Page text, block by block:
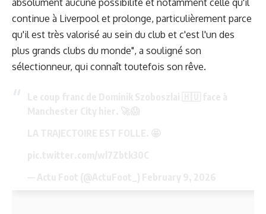
continue à Liverpool et prolonge, particulièrement parce
qu'il est très valorisé au sein du club et c'est l'un des
plus grands clubs du monde", a souligné son
sélectionneur, qui connaît toutefois son rêve.